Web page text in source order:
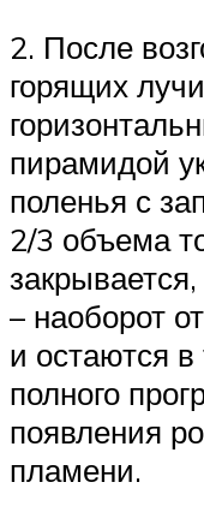
2. После
горящих
пирамидой
поленья с
2/3 объема
– наоборот
и остаются
полного
появления
пламени.